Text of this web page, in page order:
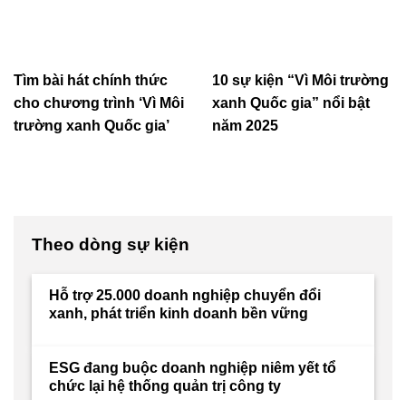
Tìm bài hát chính thức
cho chương trình ‘Vì Môi
trường xanh Quốc gia’
10 sự kiện “Vì Môi trường
xanh Quốc gia” nổi bật
năm 2025
Theo dòng sự kiện
Hỗ trợ 25.000 doanh nghiệp chuyển đổi
xanh, phát triển kinh doanh bền vững
ESG đang buộc doanh nghiệp niêm yết tổ
chức lại hệ thống quản trị công ty